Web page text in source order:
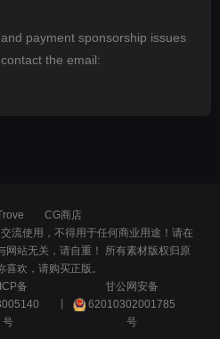
payment sponsorship issues
the email:
CG商店
流使用，不得用于任何商业用途！请在
站无关，请自重！ 所有素材版权归原
欢，请购买正版。
备
号
甘公网安备
62010302001785
号